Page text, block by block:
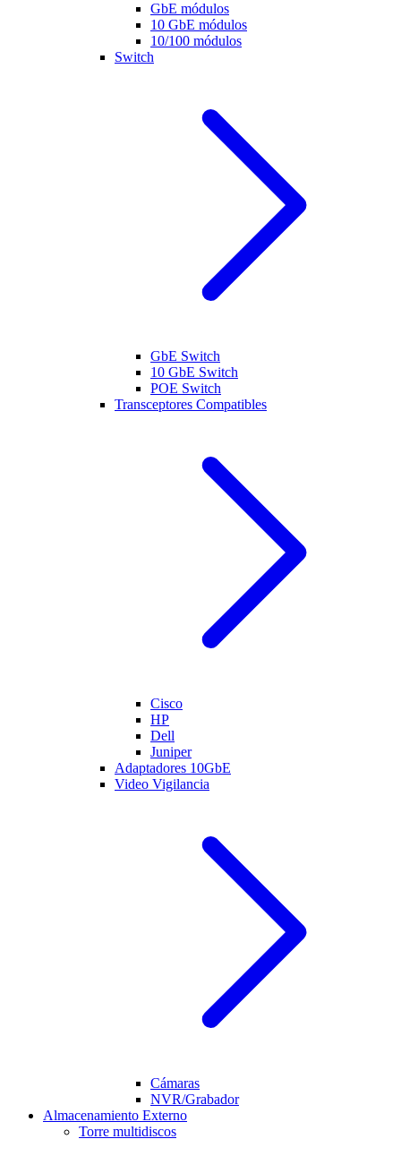
GbE módulos
10 GbE módulos
10/100 módulos
Switch
GbE Switch
10 GbE Switch
POE Switch
Transceptores Compatibles
Cisco
HP
Dell
Juniper
Adaptadores 10GbE
Video Vigilancia
Cámaras
NVR/Grabador
Almacenamiento Externo
Torre multidiscos